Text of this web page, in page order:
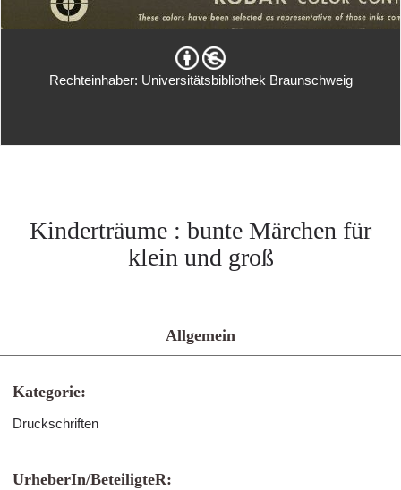
Rechteinhaber: Universitätsbibliothek Braunschweig
Kinderträume : bunte Märchen für
klein und groß
Allgemein
Kategorie:
Druckschriften
UrheberIn/BeteiligteR: